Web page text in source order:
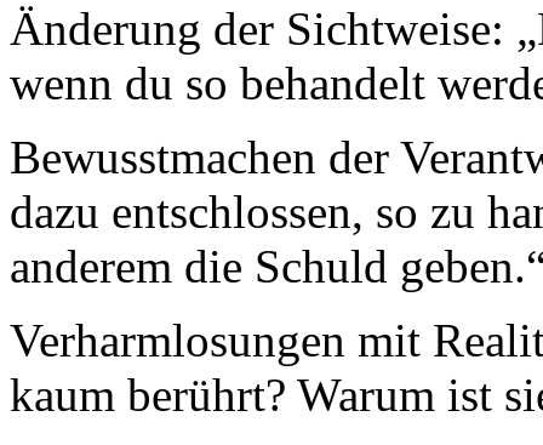
Änderung der Sichtweise:
wenn du so behandelt
Bewusstmachen der
dazu entschlossen, so zu
anderem die Schuld
Verharmlosungen mit
kaum berührt? Warum ist